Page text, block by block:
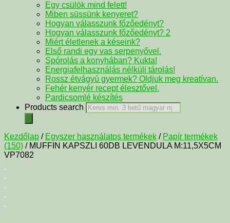
Egy csülök mind felett!
Miben süssünk kenyeret?
Hogyan válasszunk főzőedényt?
Hogyan válasszunk főzőedényt? 2
Miért életlenek a késeink?
Első randi egy vas serpenyővel.
Spórolás a konyhában? Kukta!
Energiafelhasználás nélküli tárolás!
Rossz étvágyú gyermek? Oldjuk meg kreatívan.
Fehér kenyér recept élesztővel.
Pardicsomlé készítés
Products search
Kezdőlap / Egyszer használatos termékek / Papír termékek
(150) / MUFFIN KAPSZLI 60DB LEVENDULA M:11,5X5CM
VP7082